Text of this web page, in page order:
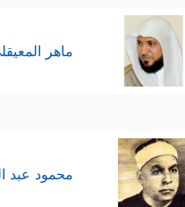
ماهر
محمود عبد